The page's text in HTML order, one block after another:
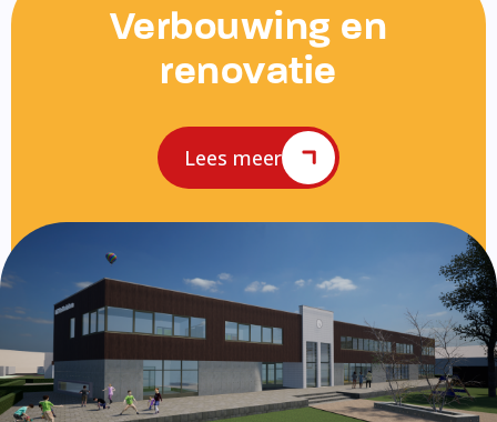
Verbouwing en
renovatie
Lees meer